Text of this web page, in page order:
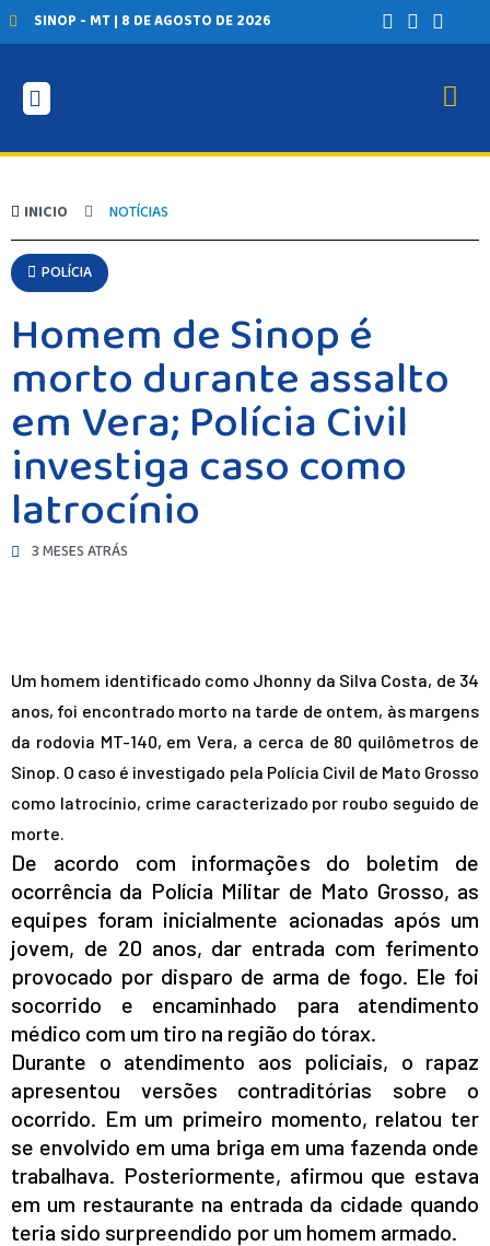
SINOP - MT | 8 DE AGOSTO DE 2026
INICIO NOTÍCIAS
POLÍCIA
Homem de Sinop é
morto durante assalto
em Vera; Polícia Civil
investiga caso como
latrocínio
3 MESES ATRÁS
Um homem identificado como Jhonny da Silva Costa, de 34
anos, foi encontrado morto na tarde de ontem, às margens
da rodovia MT-140, em Vera, a cerca de 80 quilômetros de
Sinop. O caso é investigado pela Polícia Civil de Mato Grosso
como latrocínio, crime caracterizado por roubo seguido de
morte.
De acordo com informações do boletim de
ocorrência da Polícia Militar de Mato Grosso, as
equipes foram inicialmente acionadas após um
jovem, de 20 anos, dar entrada com ferimento
provocado por disparo de arma de fogo. Ele foi
socorrido e encaminhado para atendimento
médico com um tiro na região do tórax.
Durante o atendimento aos policiais, o rapaz
apresentou versões contraditórias sobre o
ocorrido. Em um primeiro momento, relatou ter
se envolvido em uma briga em uma fazenda onde
trabalhava. Posteriormente, afirmou que estava
em um restaurante na entrada da cidade quando
teria sido surpreendido por um homem armado.